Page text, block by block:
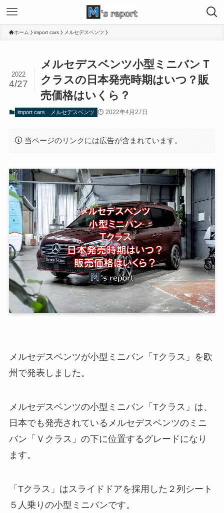
ホーム import cars メルセデスベンツ
メルセデスベンツ小型ミニバンＴ
クラスの日本発売時期はいつ？販
売価格はいくら？
2022
4/27
import cars メルセデスベンツ 2022年4月27日
当ページのリンクには広告が含まれています。
メルセデスベンツが小型ミニバン「Tクラス」を欧
州で発表しました。
メルセデスベンツの小型ミニバン「Tクラス」は、
日本でも発売されているメルセデスベンツのミニ
バン「Ｖクラス」の下に位置するグレードになり
ます。
「Tクラス」はスライドドアを採用した２列シート
５人乗りの小型ミニバンです。